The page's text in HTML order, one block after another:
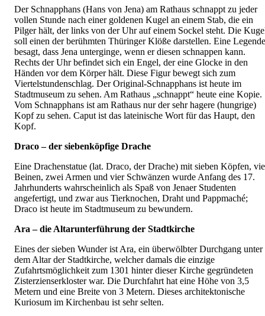
Der Schnapphans (Hans von Jena) am Rathaus schnappt zu jeder
vollen Stunde nach einer goldenen Kugel an einem Stab, die ein
Pilger hält, der links von der Uhr auf einem Sockel steht. Die
soll einen der berühmten Thüringer Klöße darstellen. Eine Legende
besagt, dass Jena unterginge, wenn er diesen schnappen kann.
Rechts der Uhr befindet sich ein Engel, der eine Glocke in den
Händen vor dem Körper hält. Diese Figur bewegt sich zum
Viertelstundenschlag. Der Original-Schnapphans ist heute im
Stadtmuseum zu sehen. Am Rathaus „schnappt“ heute eine Kopie.
Vom Schnapphans ist am Rathaus nur der sehr hagere (hungrige)
Kopf zu sehen. Caput ist das lateinische Wort für das Haupt, den
Kopf.
Draco – der siebenköpfige Drache
Eine Drachenstatue (lat. Draco, der Drache) mit sieben Köpfen,
Beinen, zwei Armen und vier Schwänzen wurde Anfang des 17.
Jahrhunderts wahrscheinlich als Spaß von Jenaer Studenten
angefertigt, und zwar aus Tierknochen, Draht und Pappmaché;
Draco ist heute im Stadtmuseum zu bewundern.
Ara – die Altarunterführung der Stadtkirche
Eines der sieben Wunder ist Ara, ein überwölbter Durchgang unter
dem Altar der Stadtkirche, welcher damals die einzige
Zufahrtsmöglichkeit zum 1301 hinter dieser Kirche gegründeten
Zisterzienserkloster war. Die Durchfahrt hat eine Höhe von 3,5
Metern und eine Breite von 3 Metern. Dieses architektonische
Kuriosum im Kirchenbau ist sehr selten.